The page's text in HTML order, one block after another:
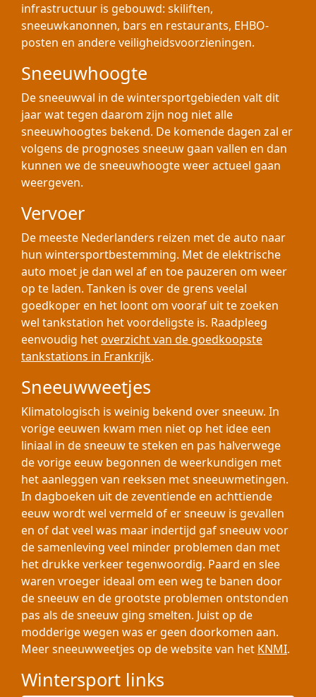
infrastructuur is gebouwd: skiliften,
sneeuwkanonnen, bars en restaurants, EHBO-
posten en andere veiligheidsvoorzieningen.
Sneeuwhoogte
De sneeuwval in de wintersportgebieden valt dit
jaar wat tegen daarom zijn nog niet alle
sneeuwhoogtes bekend. De komende dagen zal er
volgens de prognoses sneeuw gaan vallen en dan
kunnen we de sneeuwhoogte weer actueel gaan
weergeven.
Vervoer
De meeste Nederlanders reizen met de auto naar
hun wintersportbestemming. Met de elektrische
auto moet je dan wel af en toe pauzeren om weer
op te laden. Tanken is over de grens veelal
goedkoper en het loont om vooraf uit te zoeken
wel tankstation het voordeligste is. Raadpleeg
eenvoudig hetoverzicht van de goedkoopste
tankstations in Frankrijk.
Sneeuwweetjes
Klimatologisch is weinig bekend over sneeuw. In
vorige eeuwen kwam men niet op het idee een
liniaal in de sneeuw te steken en pas halverwege
de vorige eeuw begonnen de weerkundigen met
het aanleggen van reeksen met sneeuwmetingen.
In dagboeken uit de zeventiende en achttiende
eeuw wordt wel vermeld of er sneeuw is gevallen
en of dat veel was maar indertijd gaf sneeuw voor
de samenleving veel minder problemen dan met
het drukke verkeer tegenwoordig. Paard en slee
waren vroeger ideaal om een weg te banen door
de sneeuw en de grootste problemen ontstonden
pas als de sneeuw ging smelten. Juist op de
modderige wegen was er geen doorkomen aan.
Meer sneeuwweetjes op de website van het KNMI.
Wintersport links